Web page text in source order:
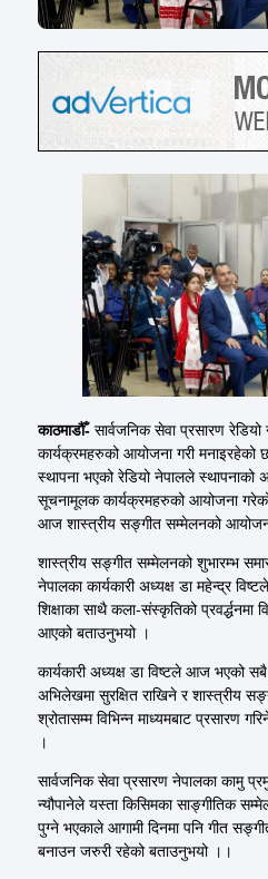
काठमाडौँ- सार्वजनिक सेवा प्रसारण
कार्यक्रमहरुको आयोजना गरी
स्थापना भएको रेडियो नेपालले स्थापनाको
सूचनामूलक कार्यक्रमहरुको आयोजना
आज शास्त्रीय सङ्गीत सम्मेलनको
शास्त्रीय सङ्गीत सम्मेलनको शुभारम्भ
नेपालका कार्यकारी अध्यक्ष डा महेन्द्र
शिक्षाका साथै कला-संस्कृतिको प्रवर्द्धनमा
आएको बताउनुभयो ।
कार्यकारी अध्यक्ष डा विष्टले आज भएको
अभिलेखमा सुरक्षित राखिने र शास्त्रीय
श्रोतासम्म विभिन्न माध्यमबाट प्रसारण
।
सार्वजनिक सेवा प्रसारण नेपालका कामु
न्यौपानेले यस्ता किसिमका साङ्गीतिक
पुग्ने भएकाले आगामी दिनमा पनि गीत
बनाउन जरुरी रहेको बताउनुभयो ।।